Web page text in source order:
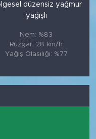
düzensiz yağmur
yağışlı
Nem: %83
Rüzgar: 28 km/h
Yağış Olasılığı: %77